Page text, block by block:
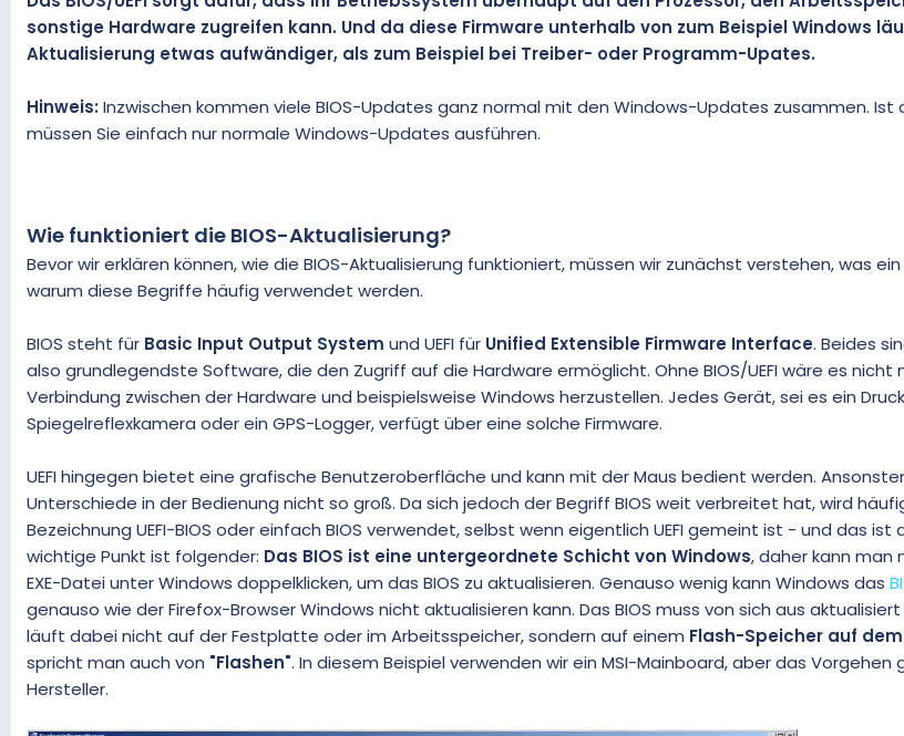
sonstige Hardware zugreifen kann. Und da diese Firmware unterhalb von zum Beispiel Windows
Aktualisierung etwas aufwändiger, als zum Beispiel bei Treiber- oder Programm-Upates.
Hinweis:Inzwischen kommen viele BIOS-Updates ganz normal mit den Windows-Updates zusammen. Ist
müssen Sie einfach nur normale Windows-Updates ausführen.
Wie funktioniert die BIOS-Aktualisierung?
Bevor wir erklären können, wie die BIOS-Aktualisierung funktioniert, müssen wir zunächst verstehen, was ein
warum diese Begriffe häufig verwendet werden.
BIOS steht für Basic Input Output System und UEFI für Unified Extensible Firmware Interface. Beides
also grundlegendste Software, die den Zugriff auf die Hardware ermöglicht. Ohne BIOS/UEFI wäre es nicht
Verbindung zwischen der Hardware und beispielsweise Windows herzustellen. Jedes Gerät, sei es ein
Spiegelreflexkamera oder ein GPS-Logger, verfügt über eine solche Firmware.
UEFI hingegen bietet eine grafische Benutzeroberfläche und kann mit der Maus bedient werden.
Unterschiede in der Bedienung nicht so groß. Da sich jedoch der Begriff BIOS weit verbreitet hat, wird
Bezeichnung UEFI-BIOS oder einfach BIOS verwendet, selbst wenn eigentlich UEFI gemeint ist - und das ist
wichtige Punkt ist folgender: Das BIOS ist eine untergeordnete Schicht von Windows, daher kann man
EXE-Datei unter Windows doppelklicken, um das BIOS zu aktualisieren. Genauso wenig kann Windows das
genauso wie der Firefox-Browser Windows nicht aktualisieren kann. Das BIOS muss von sich aus
läuft dabei nicht auf der Festplatte oder im Arbeitsspeicher, sondern auf einem Flash-Speicher auf
spricht man auch von "Flashen". In diesem Beispiel verwenden wir ein MSI-Mainboard, aber das Vorgehen
Hersteller.